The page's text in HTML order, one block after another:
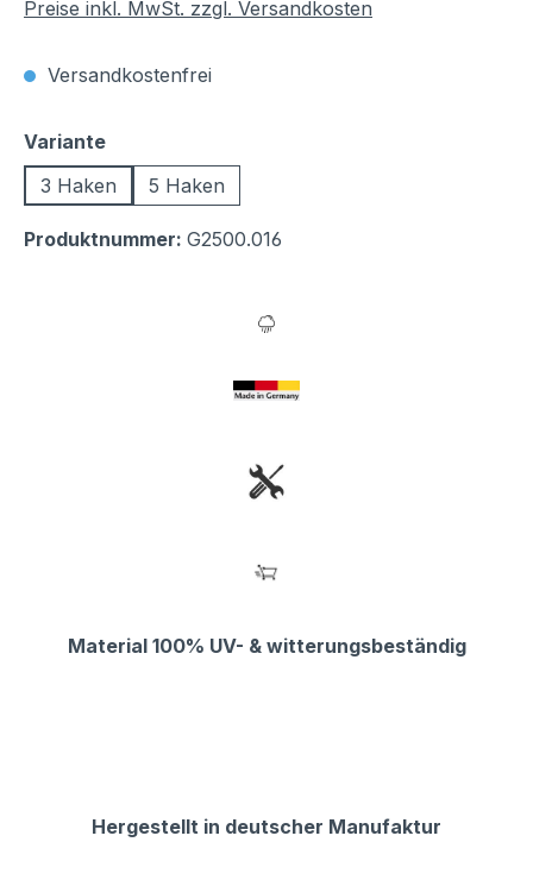
Preise inkl. MwSt. zzgl. Versandkosten
Versandkostenfrei
Varianteauswählen
3 Haken
5 Haken
Produktnummer: G2500.016
Material 100% UV- & witterungsbeständig
Hergestellt in deutscher Manufaktur